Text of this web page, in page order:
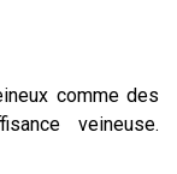
comme des
veineuse.